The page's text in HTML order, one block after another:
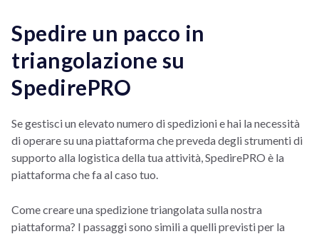
Spedire un pacco in
triangolazione su
SpedirePRO
Se gestisci un elevato numero di spedizioni e hai la necessità
di operare su una piattaforma che preveda degli strumenti di
supporto alla logistica della tua attività, SpedirePRO è la
piattaforma che fa al caso tuo.
Come creare una spedizione triangolata sulla nostra
piattaforma? I passaggi sono simili a quelli previsti per la